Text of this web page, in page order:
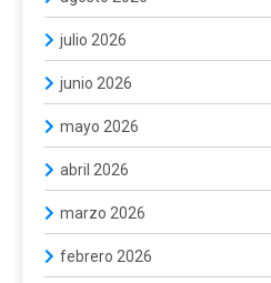
julio 2026
junio 2026
mayo 2026
abril 2026
marzo 2026
febrero 2026